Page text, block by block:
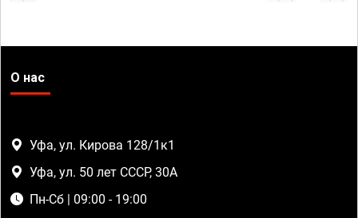
О нас
Уфа, ул. Кирова 128/1к1
Уфа, ул. 50 лет СССР, 30А
Пн-Сб | 09:00 - 19:00